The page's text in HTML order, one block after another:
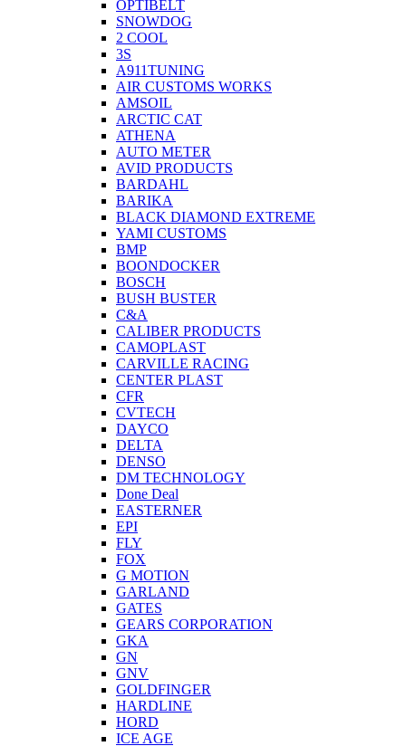
OPTIBELT
SNOWDOG
2 СOOL
3S
A911TUNING
AIR CUSTOMS WORKS
AMSOIL
ARCTIC CAT
ATHENA
AUTO METER
AVID PRODUCTS
BARDAHL
BARIKA
BLACK DIAMOND EXTREME
YAMI CUSTOMS
BMP
BOONDOCKER
BOSCH
BUSH BUSTER
C&A
CALIBER PRODUCTS
CAMOPLAST
CARVILLE RACING
CENTER PLAST
CFR
CVTECH
DAYCO
DELTA
DENSO
DM TECHNOLOGY
Done Deal
EASTERNER
EPI
FLY
FOX
G MOTION
GARLAND
GATES
GEARS CORPORATION
GKA
GN
GNV
GOLDFINGER
HARDLINE
HORD
ICE AGE